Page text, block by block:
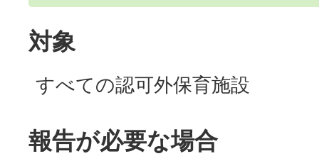
対象
すべての認可外保育施設
報告が必要な場合